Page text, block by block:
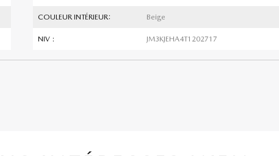
COULEUR INTÉRIEUR: Beige
NIV : JM3KJEHA4T1202717